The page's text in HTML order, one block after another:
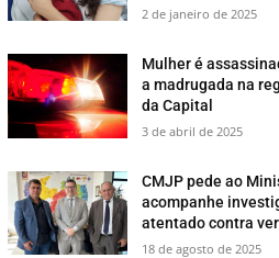
2 de janeiro de 2025
Mulher é
a madrugada na
da Capital
3 de abril de 2025
CMJP pede ao
acompanhe
atentado contra
18 de agosto de 2025